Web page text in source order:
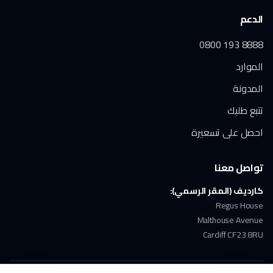
الدعم
0800 193 8888
الموارد
المدونة
تتبع طلبك
احصل على تسعيرة
تواصل معنا
كارديف (المقر الرسمي):
Regus House
Malthouse Avenue
Cardiff CF23 8RU